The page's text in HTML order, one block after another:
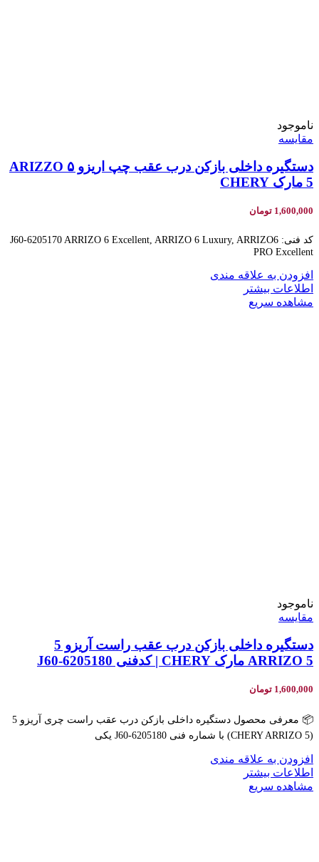
ناموجود
مقایسه
دستگیره داخلی بازکن درب عقب چپ اریزو ۵ ARIZZO
5 مارک CHERY
1,600,000 تومان
کد فنی: J60-6205170 ARRIZO 6 Excellent, ARRIZO 6 Luxury, ARRIZO6
PRO Excellent
افزودن به علاقه مندی
اطلاعات بیشتر
مشاهده سریع
ناموجود
مقایسه
دستگیره داخلی بازکن درب عقب راست آریزو 5
ARRIZO 5 مارک CHERY | کدفنی J60-6205180
1,600,000 تومان
📦 معرفی محصول دستگیره داخلی بازکن درب عقب راست چری آریزو 5
(CHERY ARRIZO 5) با شماره فنی J60-6205180 یکی
افزودن به علاقه مندی
اطلاعات بیشتر
مشاهده سریع